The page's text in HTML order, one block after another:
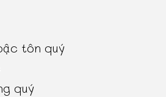
tôn quý
quý